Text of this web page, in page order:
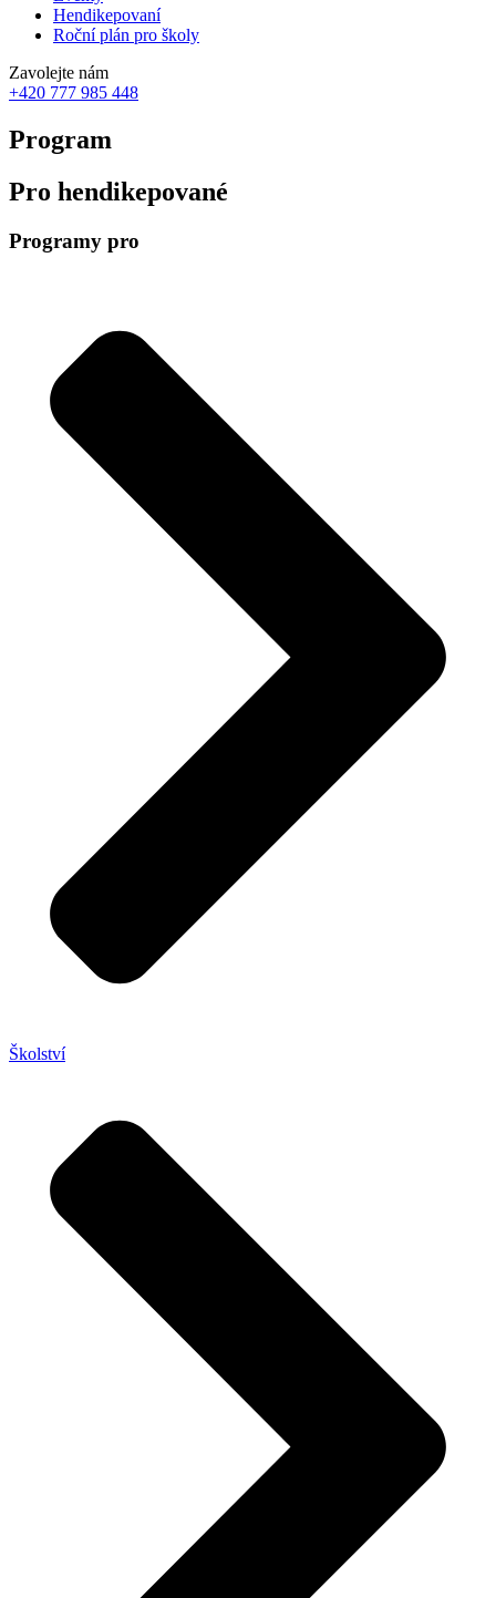
Hendikepovaní
Roční plán pro školy
Zavolejte nám
+420 777 985 448
Program
Pro hendikepované
Programy pro
Školství